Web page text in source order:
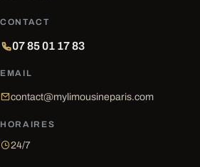
CONTACT
07 85 01 17 83
EMAIL
contact@mylimousineparis.com
HORAIRES
24/7